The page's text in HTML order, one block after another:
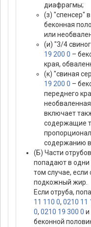
диафрагмы;
(з) "спенсер"
беконная
или
(и) "3/4
19 200 0 –
края,
(к) "свиная
19 200 0 –
переднего
включает
содержащие
содержанию в
(Б) Части
попадают в одни
том случае,
подкожный жир.
Если отруба,
11 110 0, 0210 11
0, 0210 19 300 0 и
беконной